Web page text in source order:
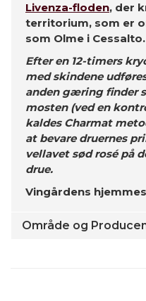
Livenza-floden, der
territorium, som er
som Olme i Cessalto.
Efter en 12-timers
med skindene
anden gæring finder
mosten (ved en
kaldes Charmat
at bevare druernes
vellavet sød rosé på
drue.
Vingårdens
Område og